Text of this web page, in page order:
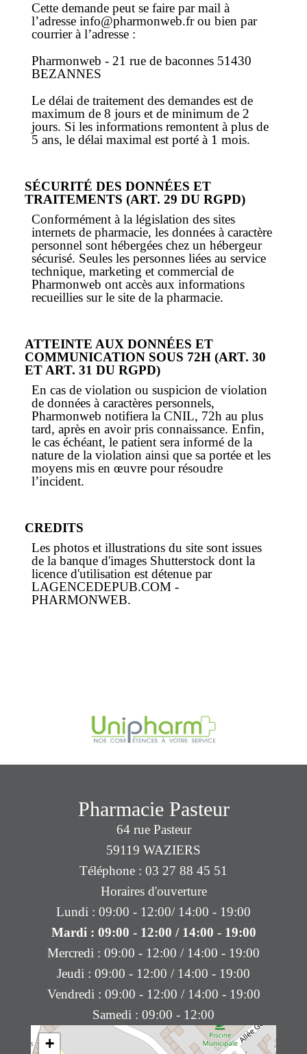
Cette demande peut se faire par mail à
l’adresse info@pharmonweb.fr ou bien par
courrier à l’adresse :
Pharmonweb - 21 rue de baconnes 51430
BEZANNES
Le délai de traitement des demandes est de
maximum de 8 jours et de minimum de 2
jours. Si les informations remontent à plus de
5 ans, le délai maximal est porté à 1 mois.
SÉCURITÉ DES DONNÉES ET
TRAITEMENTS (ART. 29 DU RGPD)
Conformément à la législation des sites
internets de pharmacie, les données à caractère
personnel sont hébergées chez un hébergeur
sécurisé. Seules les personnes liées au service
technique, marketing et commercial de
Pharmonweb ont accès aux informations
recueillies sur le site de la pharmacie.
ATTEINTE AUX DONNÉES ET
COMMUNICATION SOUS 72H (ART. 30
ET ART. 31 DU RGPD)
En cas de violation ou suspicion de violation
de données à caractères personnels,
Pharmonweb notifiera la CNIL, 72h au plus
tard, après en avoir pris connaissance. Enfin,
le cas échéant, le patient sera informé de la
nature de la violation ainsi que sa portée et les
moyens mis en œuvre pour résoudre
l’incident.
CREDITS
Les photos et illustrations du site sont issues
de la banque d'images Shutterstock dont la
licence d'utilisation est détenue par
LAGENCEDEPUB.COM -
PHARMONWEB.
+
Pharmacie Pasteur
64 rue Pasteur
59119 WAZIERS
Téléphone : 03 27 88 45 51
Horaires d'ouverture
Lundi : 09:00 - 12:00/ 14:00 - 19:00
Mardi : 09:00 - 12:00 / 14:00 - 19:00
Mercredi : 09:00 - 12:00 / 14:00 - 19:00
Jeudi : 09:00 - 12:00 / 14:00 - 19:00
Vendredi : 09:00 - 12:00 / 14:00 - 19:00
Samedi : 09:00 - 12:00